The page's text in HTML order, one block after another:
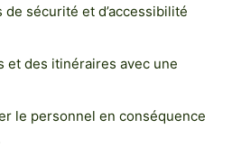
sécurité et d’accessibilité
et des itinéraires avec une
le personnel en conséquence